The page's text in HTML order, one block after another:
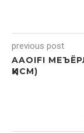
previous post
AAOIFI
ҚИСМ)